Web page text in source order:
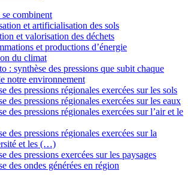
se combinent
et artificialisation des sols
et valorisation des déchets
et productions d’énergie
du climat
: synthèse des pressions que subit chaque
notre environnement
des pressions régionales exercées sur les sols
des pressions régionales exercées sur les eaux
des pressions régionales exercées sur l’air et le
des pressions régionales exercées sur la
et les (…)
des pressions exercées sur les paysages
des ondes générées en région